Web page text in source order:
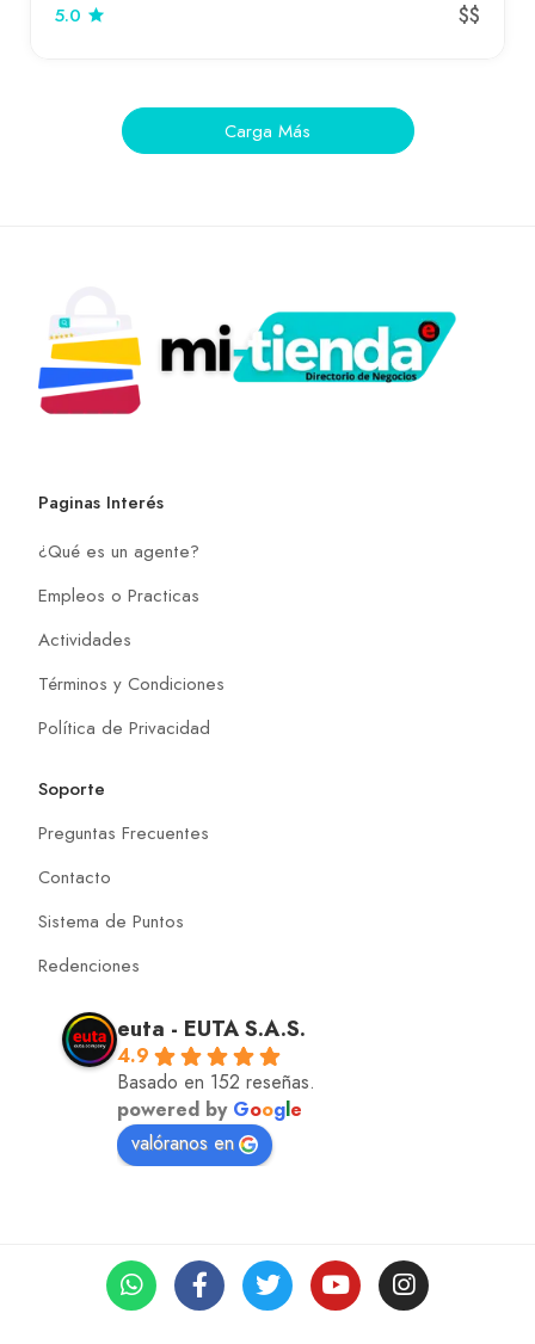
5.0 $$
Carga Más
Paginas Interés
¿Qué es un agente?
Empleos o Practicas
Actividades
Términos y Condiciones
Política de Privacidad
Soporte
Preguntas Frecuentes
Contacto
Sistema de Puntos
Redenciones
euta - EUTA S.A.S.
4.9
Basado en 152 reseñas.
powered by Google
valóranos en